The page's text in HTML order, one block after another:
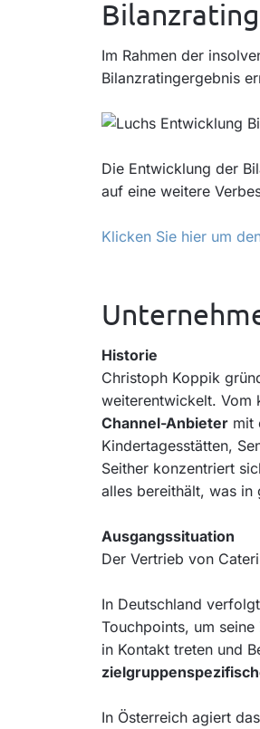
Bilanzrating
Im Rahmen der
Bilanzratingergebnis
Die Entwicklung der
auf eine weitere
Klicken Sie hier um
Historie
Christoph Koppik
weiterentwickelt. Vom
Channel-Anbieter mit
Kindertagesstätten,
Seither konzentriert
alles bereithält, was in
Ausgangssituation
Der Vertrieb von
In Deutschland
Touchpoints, um
in Kontakt treten und
In Österreich agiert